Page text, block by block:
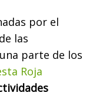
por el
las
parte de los
Roja